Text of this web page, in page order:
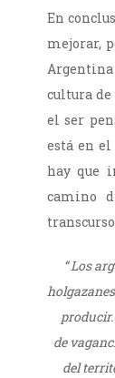
En
mejorar,
Argentina
cultura
el ser
está en el
hay que
camino
“Los
de
del